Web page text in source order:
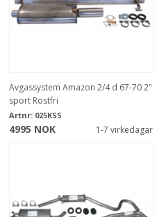
Avgassystem Amazon 2/4 d 67-70 2"
sport Rostfri
Artnr: 025KSS
4995 NOK 1-7 virkedagar